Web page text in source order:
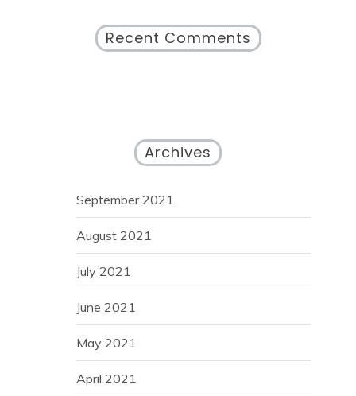
Recent Comments
Archives
September 2021
August 2021
July 2021
June 2021
May 2021
April 2021